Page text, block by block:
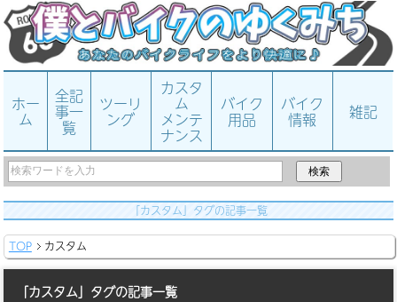
ホー
ム
全記
事一
覧
ツーリ
ング
カスタ
ム
メンテ
ナンス
バイク
用品
バイク
情報 雑記
「カスタム」タグの記事一覧
TOP カスタム
「カスタム」タグの記事一覧